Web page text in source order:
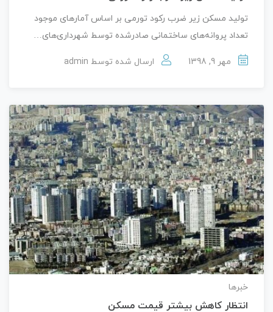
تولید مسکن زیر ضرب رکود تورمی بر اساس آمارهای موجود
تعداد پروانه‌های ساختمانی صادرشده توسط شهرداری‌های…
مهر 9, 1398 ارسال شده توسط admin
خبرها
انتظار کاهش بیشتر قیمت مسکن